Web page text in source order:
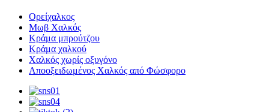
Ορείχαλκος
Μωβ Χαλκός
Κράμα μπρούτζου
Κράμα χαλκού
Χαλκός χωρίς οξυγόνο
Αποοξειδωμένος Χαλκός από Φώσφορο